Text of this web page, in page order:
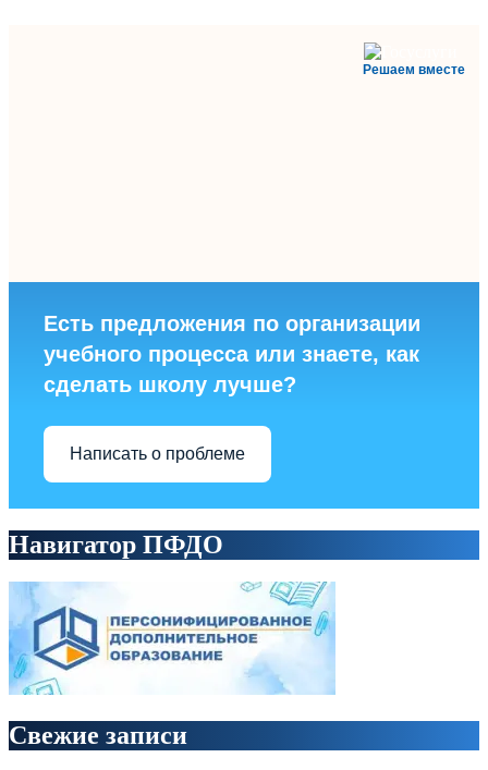
Решаем вместе
Есть предложения по организации
учебного процесса или знаете, как
сделать школу лучше?
Написать о проблеме
Навигатор ПФДО
Свежие записи